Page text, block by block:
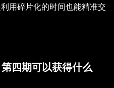
用碎片化的时间也能精准交
四期可以获得什么